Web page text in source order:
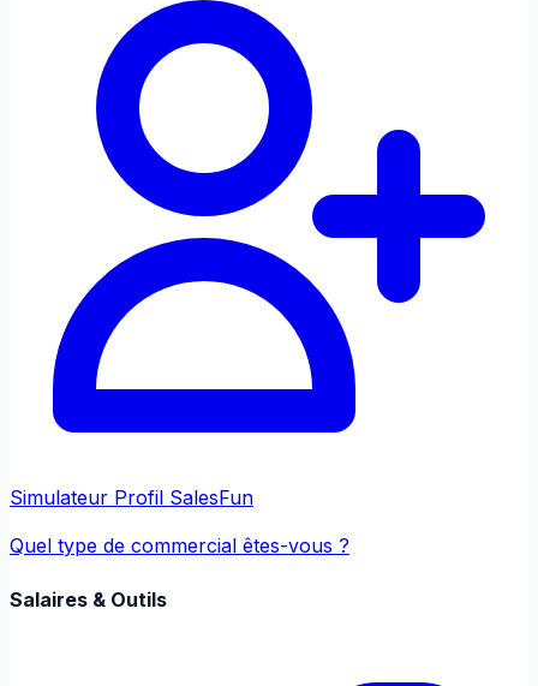
Simulateur Profil SalesFun
Quel type de commercial êtes-vous ?
Salaires & Outils